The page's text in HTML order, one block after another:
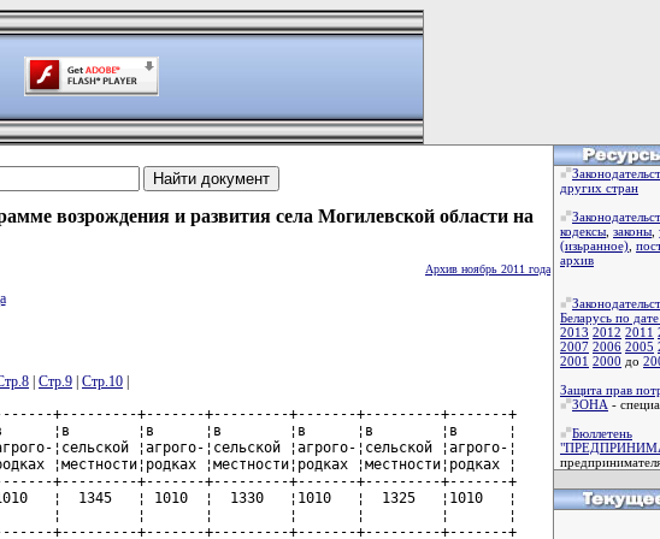
возрождения и развития села Могилевской области на
Архив ноябрь 2011 года
| Стр.9 | Стр.10 |
+---------+-------+---------+-------+---------+-------+
¦в      ¦в        ¦в      ¦в        ¦в      ¦в        ¦в      ¦
¦агрого-¦сельской ¦агрого-¦сельской ¦агрого-¦
¦местности¦родках ¦местности¦родках ¦
+---------+-------+---------+-------+---------+-------+
¦  1345   ¦ 1010  ¦  1330   ¦1010   ¦  1325   ¦1010   ¦
¦         ¦       ¦         ¦       ¦         ¦       ¦
+---------+-------+---------+-------+---------+-------+
других стран
кодексы законы
(изьранное)
архив
Беларусь по
2013 2012 2011
2007 2006 2005
2001 2000 до
Защита прав
ЗОНА -
Бюллетень